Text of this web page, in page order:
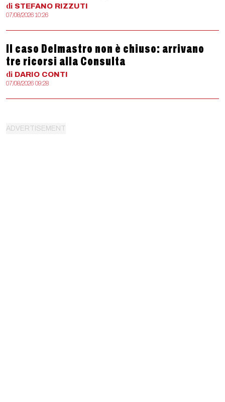
di STEFANO RIZZUTI
07/08/2026 10:26
Il caso Delmastro non è chiuso: arrivano
tre ricorsi alla Consulta
di DARIO CONTI
07/08/2026 09:28